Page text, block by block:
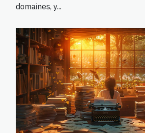
domaines, y...